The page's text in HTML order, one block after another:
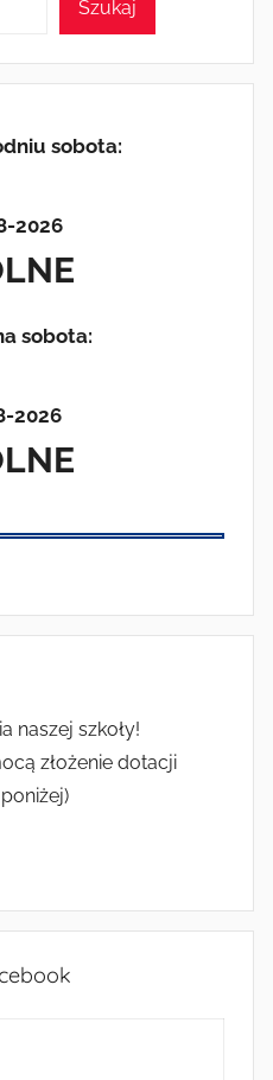
Szukaj
sobota:
2026
sobota:
2026
naszej szkoły!
złożenie dotacji